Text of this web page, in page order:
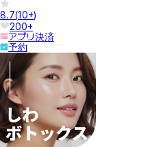
8.7(10+)
200+
アプリ決済
予約